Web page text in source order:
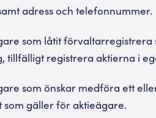
adress och telefonnummer.
som låtit förvaltarregistrera
tillfälligt registrera aktierna i
som önskar medföra ett
som gäller för aktieägare.